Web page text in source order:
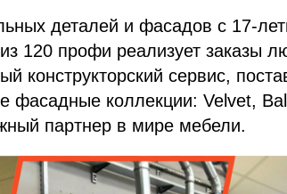
деталей и фасадов с 17-
120 профи реализует заказы
конструкторский сервис,
фасадные коллекции: Velvet,
партнер в мире мебели.